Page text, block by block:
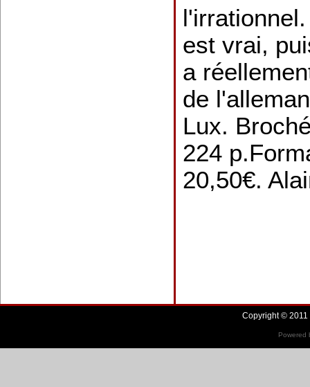
est vrai,
a
de
Lux.
224
20,50€.
Copyright © 2011
Powered